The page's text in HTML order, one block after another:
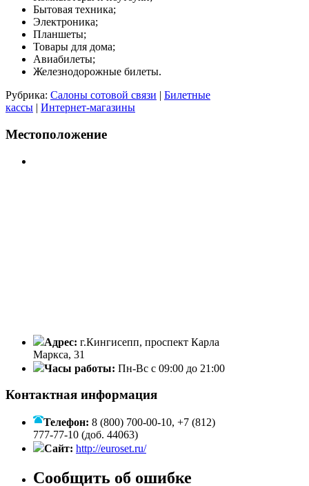
Бытовая техника;
Электроника;
Планшеты;
Товары для дома;
Авиабилеты;
Железнодорожные билеты.
Рубрика: Салоны сотовой связи | Билетные
кассы | Интернет-магазины
Местоположение
Адрес: г.Кингисепп, проспект Карла
Маркса, 31
Часы работы: Пн-Вс с 09:00 до 21:00
Контактная информация
Телефон: 8 (800) 700-00-10, +7 (812)
777-77-10 (доб. 44063)
Сайт: http://euroset.ru/
Сообщить об ошибке